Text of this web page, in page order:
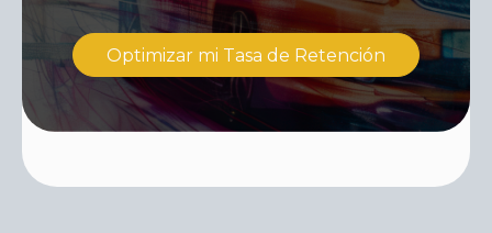
Optimizar mi Tasa de Retención